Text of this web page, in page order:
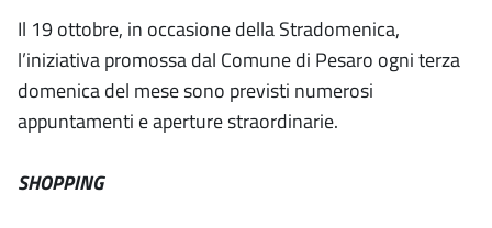
Il 19 ottobre, in occasione della Stradomenica,
l’iniziativa promossa dal Comune di Pesaro ogni terza
domenica del mese sono previsti numerosi
appuntamenti e aperture straordinarie.
SHOPPING